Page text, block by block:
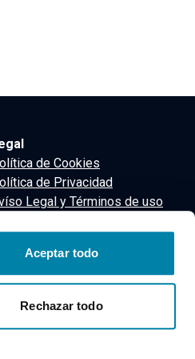
Aceptar todo
Rechazar todo
de Cookies
de Privacidad
Legal y Términos de uso